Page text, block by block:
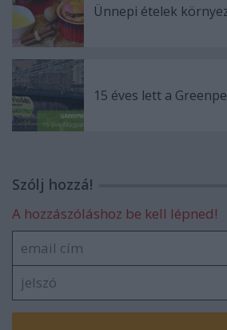
Ünnepi ételek
15 éves lett a
Szólj hozzá!
A hozzászóláshoz be kell lépned!